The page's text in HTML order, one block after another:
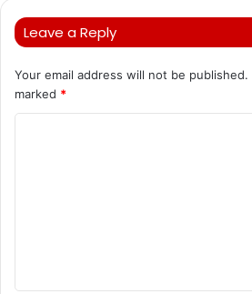
Leave a Reply
Your email address will not be published.
marked *
t